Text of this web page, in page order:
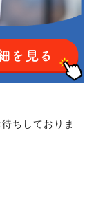
ちしておりま